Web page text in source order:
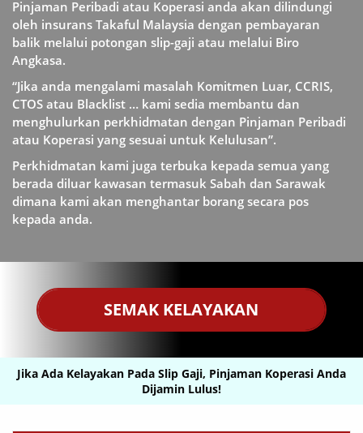
Pinjaman Peribadi atau Koperasi anda akan dilindungi
oleh insurans Takaful Malaysia dengan pembayaran
balik melalui potongan slip-gaji atau melalui Biro
Angkasa.
“Jika anda mengalami masalah Komitmen Luar, CCRIS,
CTOS atau Blacklist … kami sedia membantu dan
menghulurkan perkhidmatan dengan Pinjaman Peribadi
atau Koperasi yang sesuai untuk Kelulusan”.
Perkhidmatan kami juga terbuka kepada semua yang
berada diluar kawasan termasuk Sabah dan Sarawak
dimana kami akan menghantar borang secara pos
kepada anda.
SEMAK KELAYAKAN
Jika Ada Kelayakan Pada Slip Gaji, Pinjaman Koperasi Anda
Dijamin Lulus!